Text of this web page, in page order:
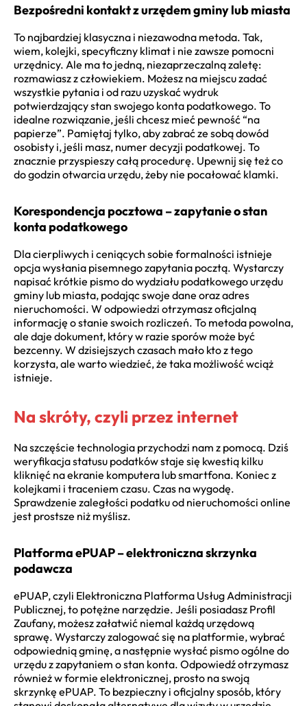
Bezpośredni kontakt z urzędem gminy lub miasta
To najbardziej klasyczna i niezawodna metoda. Tak,
wiem, kolejki, specyficzny klimat i nie zawsze pomocni
urzędnicy. Ale ma to jedną, niezaprzeczalną zaletę:
rozmawiasz z człowiekiem. Możesz na miejscu zadać
wszystkie pytania i od razu uzyskać wydruk
potwierdzający stan swojego konta podatkowego. To
idealne rozwiązanie, jeśli chcesz mieć pewność “na
papierze”. Pamiętaj tylko, aby zabrać ze sobą dowód
osobisty i, jeśli masz, numer decyzji podatkowej. To
znacznie przyspieszy całą procedurę. Upewnij się też co
do godzin otwarcia urzędu, żeby nie pocałować klamki.
Korespondencja pocztowa – zapytanie o stan
konta podatkowego
Dla cierpliwych i ceniących sobie formalności istnieje
opcja wysłania pisemnego zapytania pocztą. Wystarczy
napisać krótkie pismo do wydziału podatkowego urzędu
gminy lub miasta, podając swoje dane oraz adres
nieruchomości. W odpowiedzi otrzymasz oficjalną
informację o stanie swoich rozliczeń. To metoda powolna,
ale daje dokument, który w razie sporów może być
bezcenny. W dzisiejszych czasach mało kto z tego
korzysta, ale warto wiedzieć, że taka możliwość wciąż
istnieje.
Na skróty, czyli przez internet
Na szczęście technologia przychodzi nam z pomocą. Dziś
weryfikacja statusu podatków staje się kwestią kilku
kliknięć na ekranie komputera lub smartfona. Koniec z
kolejkami i traceniem czasu. Czas na wygodę.
Sprawdzenie zaległości podatku od nieruchomości online
jest prostsze niż myślisz.
Platforma ePUAP – elektroniczna skrzynka
podawcza
ePUAP, czyli Elektroniczna Platforma Usług Administracji
Publicznej, to potężne narzędzie. Jeśli posiadasz Profil
Zaufany, możesz załatwić niemal każdą urzędową
sprawę. Wystarczy zalogować się na platformie, wybrać
odpowiednią gminę, a następnie wysłać pismo ogólne do
urzędu z zapytaniem o stan konta. Odpowiedź otrzymasz
również w formie elektronicznej, prosto na swoją
skrzynkę ePUAP. To bezpieczny i oficjalny sposób, który